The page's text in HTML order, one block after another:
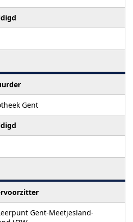
Gent
Gent-Meetjesland-